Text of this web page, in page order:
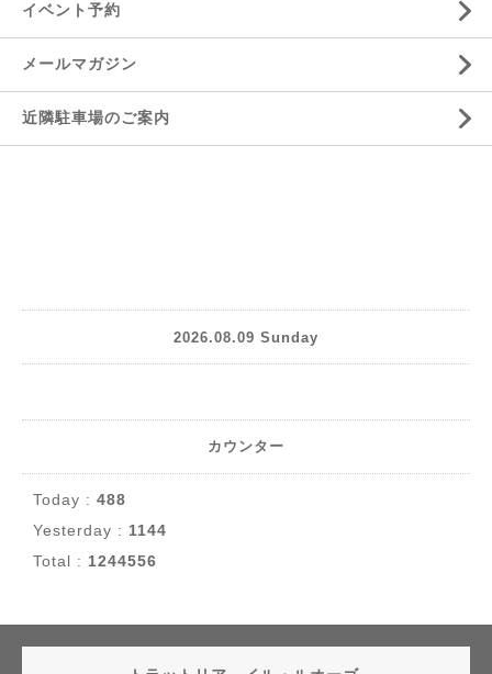
イベント予約
メールマガジン
近隣駐車場のご案内
2026.08.09 Sunday
カウンター
Today : 488
Yesterday : 1144
Total : 1244556